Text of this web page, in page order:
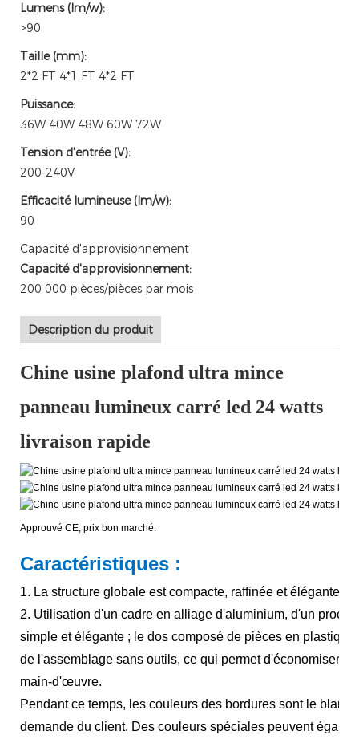
Lumens (lm/w):
>90
Taille (mm):
2*2 FT 4*1 FT 4*2 FT
Puissance:
36W 40W 48W 60W 72W
Tension d'entrée (V):
200-240V
Efficacité lumineuse (lm/w):
90
Capacité d'approvisionnement
Capacité d'approvisionnement:
200 000 pièces/pièces par mois
Description du produit
Chine usine plafond ultra mince
panneau lumineux carré led 24 watts
livraison rapide
Approuvé CE, prix bon marché.
Caractéristiques :
1. La structure globale est compacte, raffinée et élégante,
2. Utilisation d'un cadre en alliage d'aluminium, d'un
simple et élégante ; le dos composé de pièces en
de l'assemblage sans outils, ce qui permet d'économiser
main-d'œuvre.
Pendant ce temps, les couleurs des bordures sont le
demande du client. Des couleurs spéciales peuvent